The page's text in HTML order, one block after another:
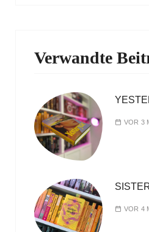
Verwandte
VOR 3
VOR 4